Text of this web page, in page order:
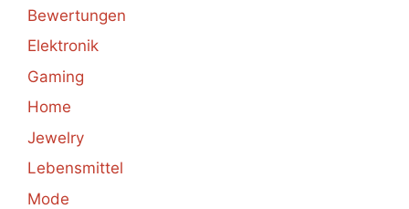
Bewertungen
Elektronik
Gaming
Home
Jewelry
Lebensmittel
Mode